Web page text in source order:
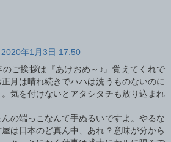
2020年1月3日 17:50
のご挨拶は『あけおめ～♪』覚えてくれで
月は晴れ続きでハハは洗うものないのに
気を付けないとアタシタチも放り込まれ
の端っこなんて手ぬるいですよ。やるな
は日本のど真ん中、あれ？意味が分から